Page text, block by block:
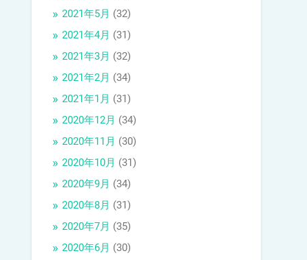
2021年5月 (32)
2021年4月 (31)
2021年3月 (32)
2021年2月 (34)
2021年1月 (31)
2020年12月 (34)
2020年11月 (30)
2020年10月 (31)
2020年9月 (34)
2020年8月 (31)
2020年7月 (35)
2020年6月 (30)